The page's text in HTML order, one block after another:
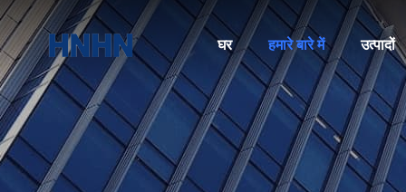
घर हमारे बारे में उत्पादों